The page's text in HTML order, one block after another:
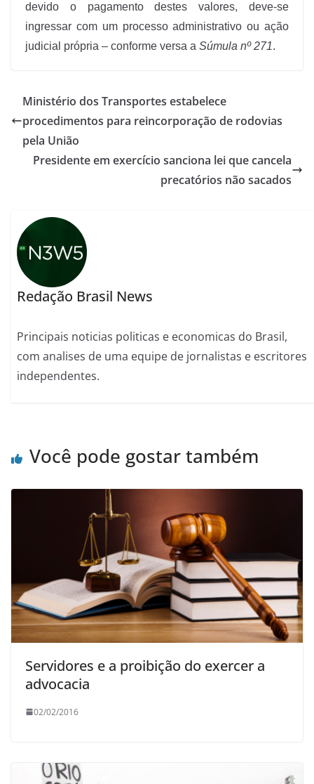
devido o pagamento destes valores, deve-se
ingressar com um processo administrativo ou ação
judicial própria – conforme versa a Súmula nº 271.
Ministério dos Transportes estabelece
procedimentos para reincorporação de rodovias
pela União
Presidente em exercício sanciona lei que cancela
precatórios não sacados
Redação Brasil News
Principais noticias politicas e economicas do Brasil,
com analises de uma equipe de jornalistas e escritores
independentes.
Você pode gostar também
Servidores e a proibição do exercer a
advocacia
02/02/2016